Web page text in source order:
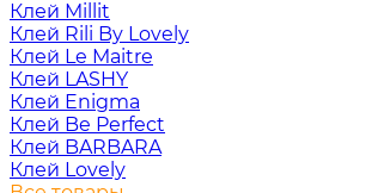
Клей Millit
Клей Rili By Lovely
Клей Le Maitre
Клей LASHY
Клей Enigma
Клей Be Perfect
Клей BARBARA
Клей Lovely